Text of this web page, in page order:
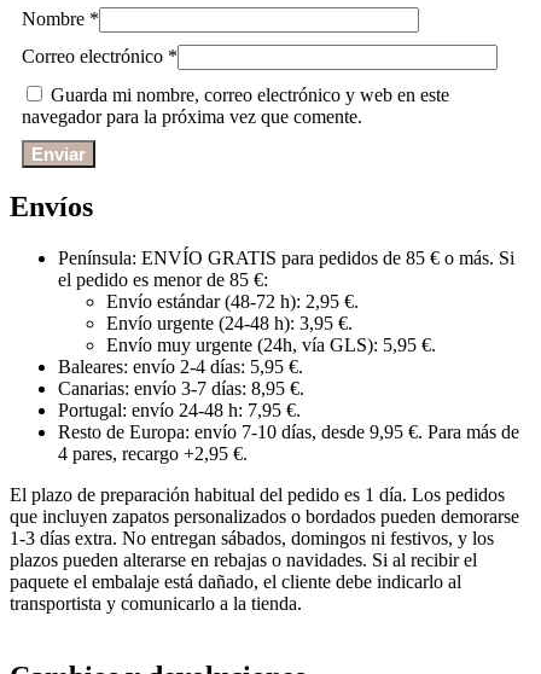
Nombre *
Correo electrónico *
Guarda mi nombre, correo electrónico y web en este
navegador para la próxima vez que comente.
Envíos
Península: ENVÍO GRATIS para pedidos de 85 € o más. Si
el pedido es menor de 85 €:
Envío estándar (48-72 h): 2,95 €.
Envío urgente (24-48 h): 3,95 €.
Envío muy urgente (24h, vía GLS): 5,95 €.
Baleares: envío 2-4 días: 5,95 €.
Canarias: envío 3-7 días: 8,95 €.
Portugal: envío 24-48 h: 7,95 €.
Resto de Europa: envío 7-10 días, desde 9,95 €. Para más de
4 pares, recargo +2,95 €.
El plazo de preparación habitual del pedido es 1 día. Los pedidos
que incluyen zapatos personalizados o bordados pueden demorarse
1-3 días extra. No entregan sábados, domingos ni festivos, y los
plazos pueden alterarse en rebajas o navidades. Si al recibir el
paquete el embalaje está dañado, el cliente debe indicarlo al
transportista y comunicarlo a la tienda.